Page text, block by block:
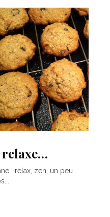
relaxe…
: relax, zen, un peu